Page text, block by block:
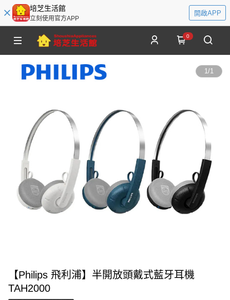
培芝生活館
立刻使用官方APP
開啟APP
0
1/1
【Philips 飛利浦】半開放頭戴式藍牙耳機
TAH2000